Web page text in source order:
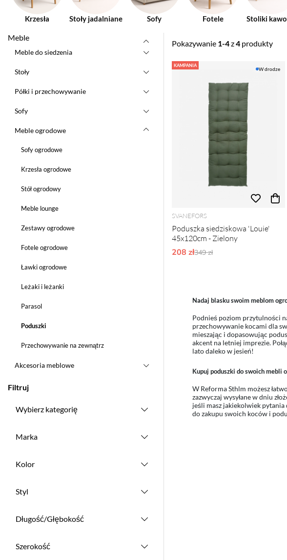
Krzesła Stoły jadalniane Sofy Fotele Stoliki
Meble
Meble do siedzenia
Stoły
Półki i przechowywanie
Sofy
Meble ogrodowe
Sofy ogrodowe
Krzesła ogrodowe
Stół ogrodowy
Meble lounge
Zestawy ogrodowe
Fotele ogrodowe
Ławki ogrodowe
Leżaki i leżanki
Parasol
Poduszki
Przechowywanie na zewnątrz
Akcesoria meblowe
Filtruj
Wybierz kategorię
Marka
Kolor
Styl
Długość/Głębokość
Szerokość
Pokazywanie 1-4z4 produkty
Produkty
KAMPANIA
W drodze
SVANEFORS
Poduszka siedziskowa 'Louie'
45x120cm - Zielony
208 złOrdynarne ceny:
349 zł
Nadaj blasku swoim meblom
Podnieś poziom przytulności
przechowywanie kocami dla
mieszając i dopasowując
akcent na letniej imprezie.
lato daleko w jesień!
Kupuj poduszki do swoich mebli
W Reforma Sthlm możesz
zazwyczaj wysyłane w dniu
jeśli masz jakiekolwiek pytania
do zakupu swoich koców i